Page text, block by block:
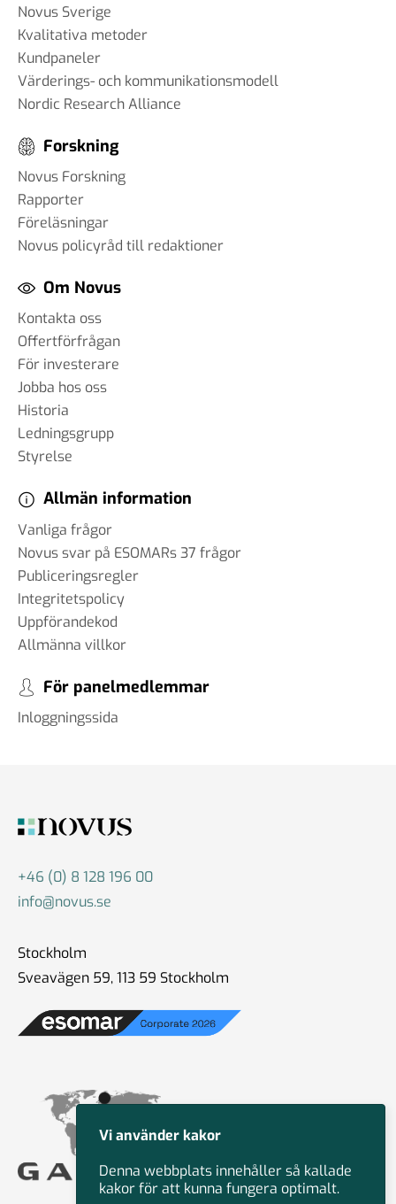
Novus Sverige
Kvalitativa metoder
Kundpaneler
Värderings- och kommunikationsmodell
Nordic Research Alliance
Forskning
Novus Forskning
Rapporter
Föreläsningar
Novus policyråd till redaktioner
Om Novus
Kontakta oss
Offertförfrågan
För investerare
Jobba hos oss
Historia
Ledningsgrupp
Styrelse
Allmän information
Vanliga frågor
Novus svar på ESOMARs 37 frågor
Publiceringsregler
Integritetspolicy
Uppförandekod
Allmänna villkor
För panelmedlemmar
Inloggningssida
+46 (0) 8 128 196 00
info@novus.se
Stockholm
Sveavägen 59, 113 59 Stockholm
Vi använder kakor
Denna webbplats innehåller så kallade
kakor för att kunna fungera optimalt.